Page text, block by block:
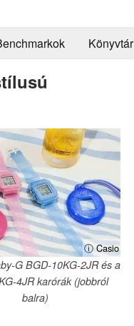
Könyvtár
ⓘ Casio
G BGD-10KG-2JR és a
4JR karórák (jobbról
balra)